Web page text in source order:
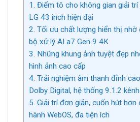
1. Điểm tô cho không gian giải
LG 43 inch hiện đại
2. Tối ưu chất lượng hiển thị nhờ
bộ xử lý AI a7 Gen 9 4K
3. Những khung ảnh tuyệt đẹp
hình ảnh cao cấp
4. Trải nghiệm âm thanh đỉnh
Dolby Digital, hệ thống 9.1.2 kênh
5. Giải trí đơn giản, cuốn hút hơn
hành WebOS, đa tiện ích